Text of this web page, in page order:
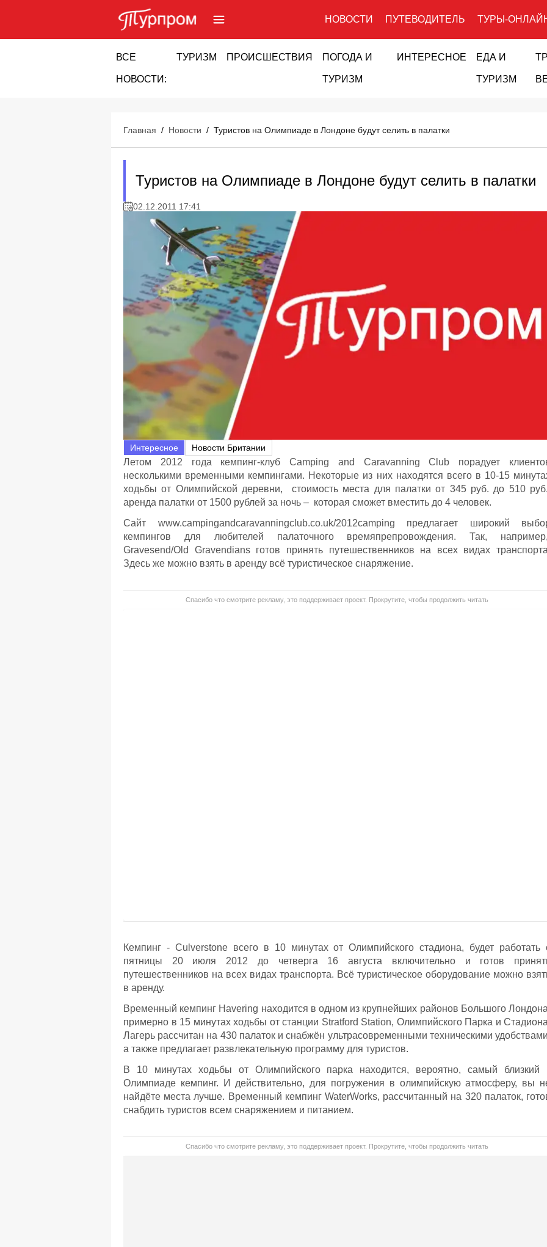
НОВОСТИ ПУТЕВОДИТЕЛЬ ТУРЫ-
ВСЕ
НОВОСТИ:
ТУРИЗМ ПРОИСШЕСТВИЯ ПОГОДА И
ТУРИЗМ
ИНТЕРЕСНОЕ ЕДА И
ТУРИЗМ
Главная / Новости / Туристов на Олимпиаде в Лондоне будут селить в палатки
Туристов на Олимпиаде в Лондоне будут селить в палатки
02.12.2011 17:41
Интересное Новости Британии
Летом 2012 года кемпинг-клуб Camping and Caravanning Club порадует
несколькими временными кемпингами. Некоторые из них находятся всего в 10-15
ходьбы от Олимпийской деревни, стоимость места для палатки от 345 руб. до 510
аренда палатки от 1500 рублей за ночь – которая сможет вместить до 4 человек.
Сайт www.campingandcaravanningclub.co.uk/2012camping предлагает широкий
кемпингов для любителей палаточного времяпрепровождения. Так,
Gravesend/Old Gravendians готов принять путешественников на всех видах
Здесь же можно взять в аренду всё туристическое снаряжение.
Спасибо что смотрите рекламу, это поддерживает проект. Прокрутите, чтобы продолжить читать
Кемпинг - Culverstone всего в 10 минутах от Олимпийского стадиона, будет работать
пятницы 20 июля 2012 до четверга 16 августа включительно и готов
путешественников на всех видах транспорта. Всё туристическое оборудование можно
в аренду.
Временный кемпинг Havering находится в oдном из крупнейших районов Большого
примерно в 15 минутах ходьбы от станции Stratford Station, Олимпийского Парка и
Лагерь рассчитан на 430 палаток и снабжён ультрасовременными техническими
а также предлагает развлекательную программу для туристов.
В 10 минутах ходьбы от Олимпийского парка находится, вероятно, самый близкий
Олимпиаде кемпинг. И действительно, для погружения в олимпийскую атмосферу, вы
найдёте места лучше. Временный кемпинг WaterWorks, рассчитанный на 320 палаток,
снабдить туристов всем снаряжением и питанием.
Спасибо что смотрите рекламу, это поддерживает проект. Прокрутите, чтобы продолжить читать